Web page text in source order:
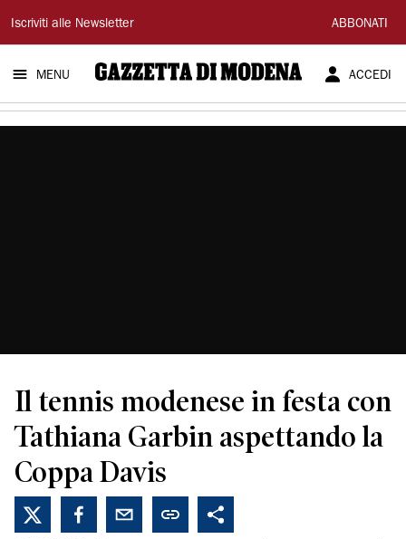
Gazzetta
di
Modena
Iscriviti alle Newsletter ABBONATI
MENU ACCEDI
Il tennis modenese in festa con
Tathiana Garbin aspettando la
Coppa Davis